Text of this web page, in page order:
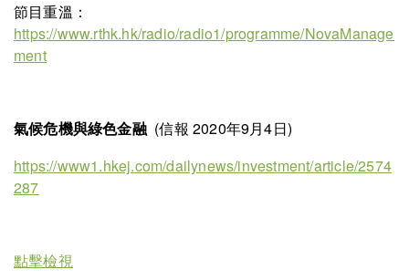
節目重溫：
https://www.rthk.hk/radio/radio1/programme/NovaManage
ment
氣候危機與綠色金融(信報 2020年9月4日)
https://www1.hkej.com/dailynews/investment/article/2574
287
點擊檢視